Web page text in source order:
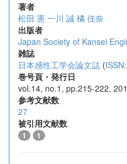
著者
松田 憲 一川 誠 橘 佳奈
出版者
Japan Society of Kansei
雑誌
日本感性工学会論文誌 (
巻号頁・発行日
vol.14, no.1, pp.215-222,
参考文献数
27
被引用文献数
1 1